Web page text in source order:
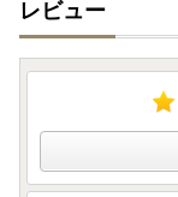
レビュー